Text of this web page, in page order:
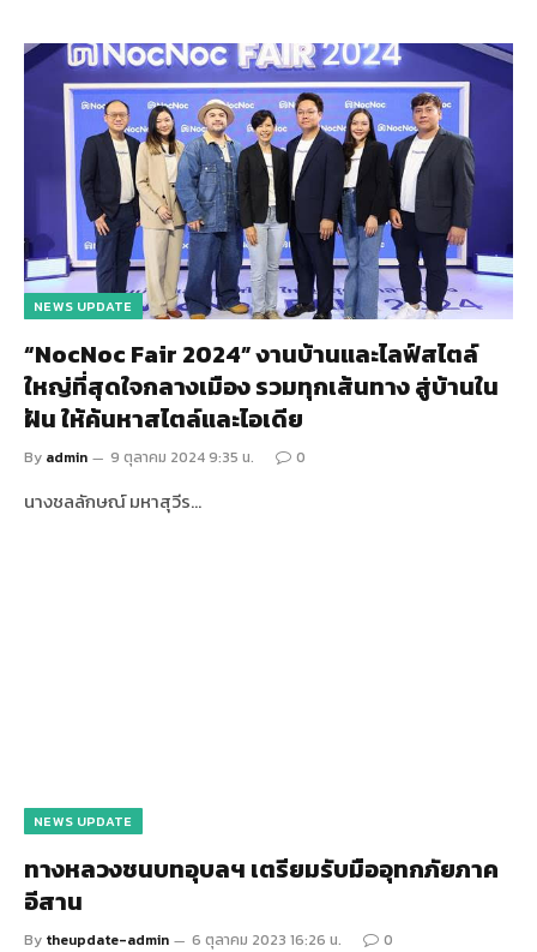
NEWS UPDATE
“NocNoc Fair 2024” งานบ้านและไลฟ์สไตล์
ใหญ่ที่สุดใจกลางเมือง รวมทุกเส้นทาง สู่บ้านใน
ฝัน ให้ค้นหาสไตล์และไอเดีย
By admin 9 ตุลาคม 2024 9:35 น. 0
นางชลลักษณ์ มหาสุวีร…
NEWS UPDATE
ทางหลวงชนบทอุบลฯ เตรียมรับมืออุทกภัยภาค
อีสาน
By theupdate-admin 6 ตุลาคม 2023 16:26 น. 0